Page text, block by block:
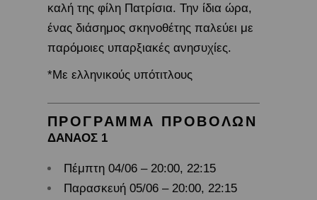
καλή της φίλη Πατρίσια. Την ίδια ώρα,
ένας διάσημος σκηνοθέτης παλεύει με
παρόμοιες υπαρξιακές ανησυχίες.
*Με ελληνικούς υπότιτλους
ΠΡΟΓΡΑΜΜΑ ΠΡΟΒΟΛΩΝ
ΔΑΝΑΟΣ 1
Πέμπτη 04/06 – 20:00, 22:15
Παρασκευή 05/06 – 20:00, 22:15